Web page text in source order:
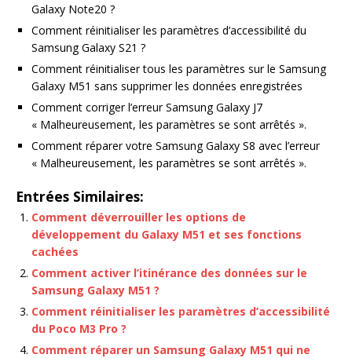
Galaxy Note20 ?
Comment réinitialiser les paramètres d’accessibilité du
Samsung Galaxy S21 ?
Comment réinitialiser tous les paramètres sur le Samsung
Galaxy M51 sans supprimer les données enregistrées
Comment corriger l’erreur Samsung Galaxy J7
« Malheureusement, les paramètres se sont arrêtés ».
Comment réparer votre Samsung Galaxy S8 avec l’erreur
« Malheureusement, les paramètres se sont arrêtés ».
Entrées Similaires:
Comment déverrouiller les options de
développement du Galaxy M51 et ses fonctions
cachées
Comment activer l’itinérance des données sur le
Samsung Galaxy M51 ?
Comment réinitialiser les paramètres d’accessibilité
du Poco M3 Pro ?
Comment réparer un Samsung Galaxy M51 qui ne